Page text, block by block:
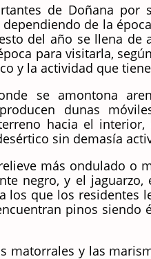
de Doñana
de la
del año se llena de
para visitarla,
y la actividad que
se amontona
dunas
hacia el
sin demasía
más ondulado o
negro, y el
los que los residentes
pinos
matorrales y las